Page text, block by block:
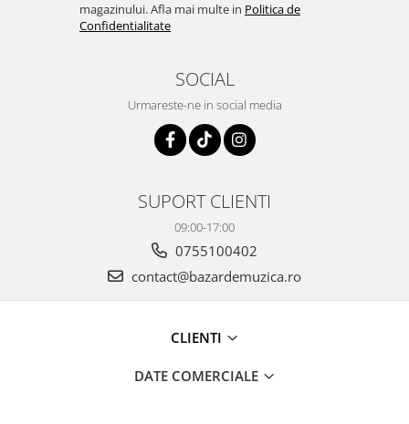
magazinului. Afla mai multe in Politica de
Confidentialitate
SOCIAL
Urmareste-ne in social media
SUPORT CLIENTI
09:00-17:00
0755100402
contact@bazardemuzica.ro
CLIENTI
DATE COMERCIALE